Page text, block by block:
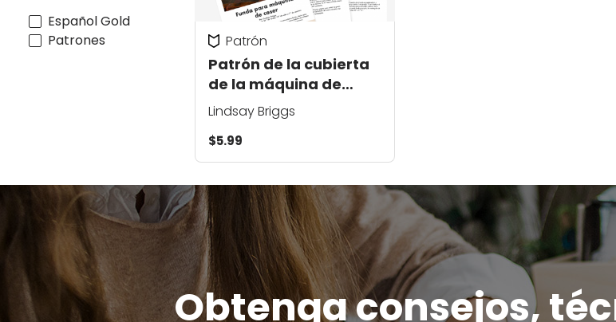
Español Gold
Patrones
Patrón de la cubierta
de la máquina de
coser
Patrón
Lindsay Briggs
$5.99
Obtenga consejos,